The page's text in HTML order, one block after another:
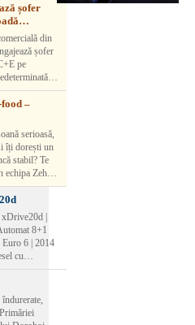
șofer
din
șofer
pe
trebuie să
și atestat
să sunați la
telefon.
–
serioasă,
îți dorești un
stabil? Te
echipa Zehab
-
AJUTOR
2/posturi -
în
|
8+1
Euro 6 | 2014
cu
cei care
în